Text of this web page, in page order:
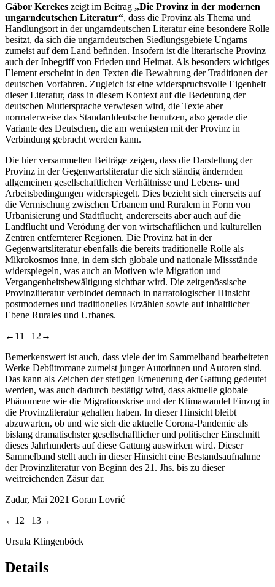
Gábor Kerekes zeigt im Beitrag „Die Provinz in der modernen
ungarndeutschen Literatur“, dass die Provinz als Thema und
Handlungsort in der ungarndeutschen Literatur eine besondere Rolle
besitzt, da sich die ungarndeutschen Siedlungsgebiete Ungarns
zumeist auf dem Land befinden. Insofern ist die literarische Provinz
auch der Inbegriff von Frieden und Heimat. Als besonders wichtiges
Element erscheint in den Texten die Bewahrung der Traditionen der
deutschen Vorfahren. Zugleich ist eine widerspruchsvolle Eigenheit
dieser Literatur, dass in diesem Kontext auf die Bedeutung der
deutschen Muttersprache verwiesen wird, die Texte aber
normalerweise das Standarddeutsche benutzen, also gerade die
Variante des Deutschen, die am wenigsten mit der Provinz in
Verbindung gebracht werden kann.
Die hier versammelten Beiträge zeigen, dass die Darstellung der
Provinz in der Gegenwartsliteratur die sich ständig ändernden
allgemeinen gesellschaftlichen Verhältnisse und Lebens- und
Arbeitsbedingungen widerspiegelt. Dies bezieht sich einerseits auf
die Vermischung zwischen Urbanem und Ruralem in Form von
Urbanisierung und Stadtflucht, andererseits aber auch auf die
Landflucht und Verödung der von wirtschaftlichen und kulturellen
Zentren entfernterer Regionen. Die Provinz hat in der
Gegenwartsliteratur ebenfalls die bereits traditionelle Rolle als
Mikrokosmos inne, in dem sich globale und nationale Missstände
widerspiegeln, was auch an Motiven wie Migration und
Vergangenheitsbewältigung sichtbar wird. Die zeitgenössische
Provinzliteratur verbindet demnach in narratologischer Hinsicht
postmodernes und traditionelles Erzählen sowie auf inhaltlicher
Ebene Rurales und Urbanes.
←11 | 12→
Bemerkenswert ist auch, dass viele der im Sammelband bearbeiteten
Werke Debütromane zumeist junger Autorinnen und Autoren sind.
Das kann als Zeichen der stetigen Erneuerung der Gattung gedeutet
werden, was auch dadurch bestätigt wird, dass aktuelle globale
Phänomene wie die Migrationskrise und der Klimawandel Einzug in
die Provinzliteratur gehalten haben. In dieser Hinsicht bleibt
abzuwarten, ob und wie sich die aktuelle Corona-Pandemie als
bislang dramatischster gesellschaftlicher und politischer Einschnitt
dieses Jahrhunderts auf diese Gattung auswirken wird. Dieser
Sammelband stellt auch in dieser Hinsicht eine Bestandsaufnahme
der Provinzliteratur von Beginn des 21. Jhs. bis zu dieser
weitreichenden Zäsur dar.
Zadar, Mai 2021 Goran Lovrić
←12 | 13→
Ursula Klingenböck
Details